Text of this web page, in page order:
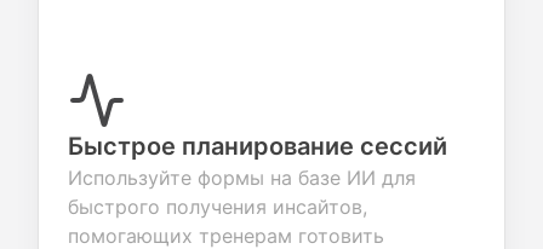
Быстрое планирование сессий
Используйте формы на базе ИИ для
быстрого получения инсайтов,
помогающих тренерам готовить